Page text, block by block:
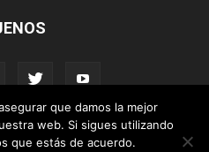
Política de cookies
que damos la mejor
web. Si sigues utilizando
que estás de acuerdo.